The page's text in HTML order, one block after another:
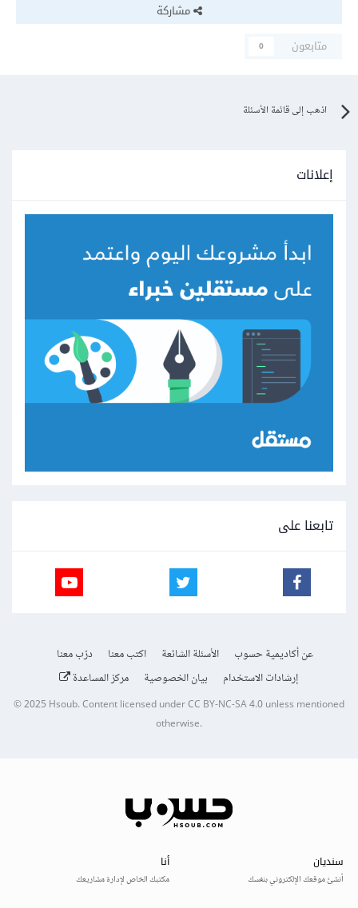
مشاركة
متابعون
0
اذهب إلى قائمة الأسئلة
إعلانات
تابعنا على
عن أكاديمية حسوب الأسئلة الشائعة اكتب معنا
درّب معنا
إرشادات الاستخدام
بيان الخصوصية مركز المساعدة
© 2025Hsoub.Content licensed underCC BY-NC-SA 4.0unless mentioned
otherwise.